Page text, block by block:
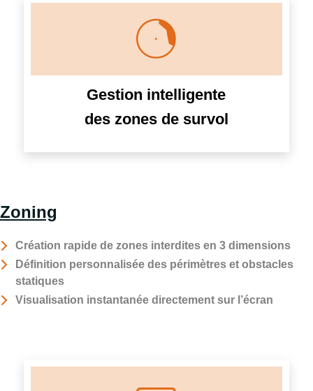
Gestion intelligente
des zones de survol
Zoning
Création rapide de zones interdites en 3 dimensions
Définition personnalisée des périmètres et obstacles
statiques
Visualisation instantanée directement sur l’écran